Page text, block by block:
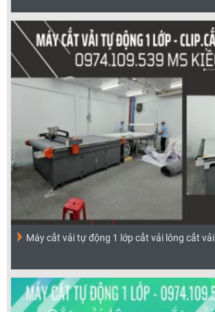
Máy cắt vải tự động 1 lớp cắt vải lông cắt